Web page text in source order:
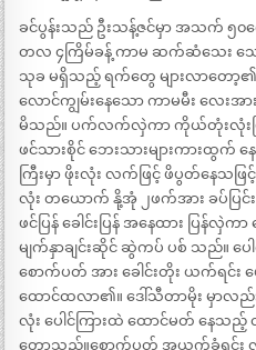
ခင်ပွန်းသည် ဦးသန့်ဇင်မှာ အသက် ၅
တလ ၄ကြိမ်ခန့် ကာမ ဆက်ဆံသေး သေ
သုခ မရှိသည့် ရက်တွေ များလာတော့၏
လောင်ကျွမ်းနေသော ကာမမီး လေး
မိသည်။ ပက်လက်လှဲကာ ကိုယ်တုံးလုံးဖြင့်
ဖင်သားစိုင် ဘေးသားများကားထွက် န
ကြီးမှာ ဖိုးလုံး လက်ဖြင့် ဖိပွတ်နေသဖြ
လုံး တယောက် နို့အုံ ၂ဖက်အား ခပ်ပြင်
ဖင်ပြန် ခေါင်းပြန် အနေထား ပြန်လှဲက
မျက်နှာချင်းဆိုင် ဆွဲကပ် ပစ် သည်။ ပ
စောက်ပတ် အား ခေါင်းတိုး ယက်ရင်း ပ
ထောင်ထလာ၏။ ဒေါ်သီတာမိုး မှာလည်
လုံး ပေါင်ကြားထဲ ထောင်မတ် နေသ
တော့သည်။စောက်ပတ် အယက်ခံရင်း